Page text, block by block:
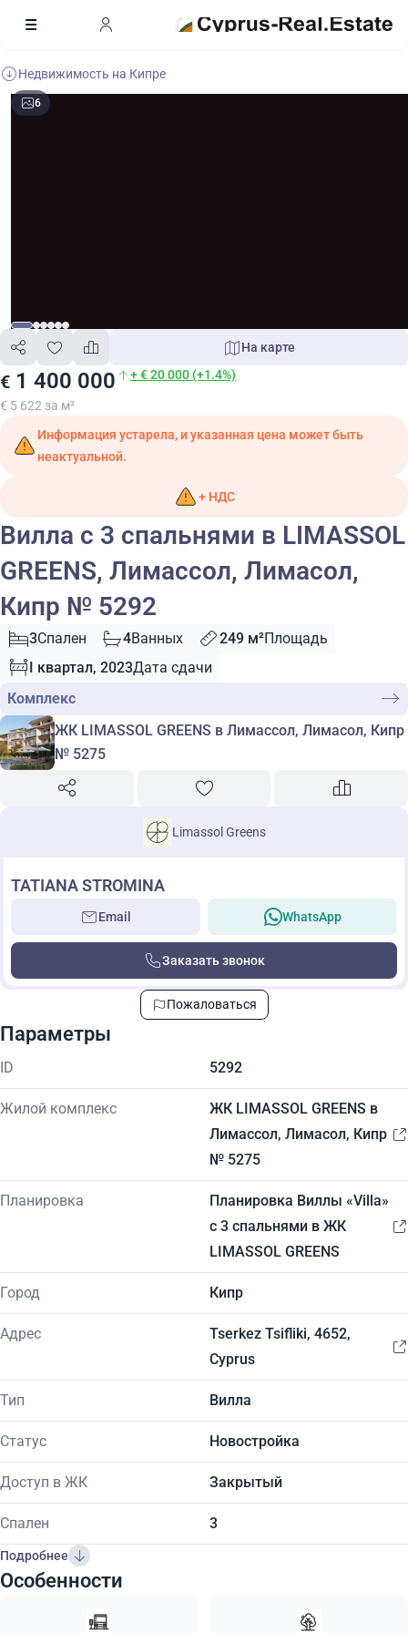
Недвижимость на Кипре
6
€ 1 400 000 + € 20 000 (+1.4%)
€ 5 622 за м²
На карте
Информация устарела, и указанная цена может быть
неактуальной.
+ НДС
Вилла с 3 спальнями в LIMASSOL
GREENS, Лимассол, Лимасол,
Кипр № 5292
3Спален 4Ванных 249 м²Площадь
I квартал, 2023Дата сдачи
Комплекс
ЖК LIMASSOL GREENS в Лимассол, Лимасол, Кипр
№ 5275
Limassol Greens
TATIANA STROMINA
Email WhatsApp
Заказать звонок
Пожаловаться
Параметры
ID 5292
Жилой комплекс
ЖК LIMASSOL GREENS в
Лимассол, Лимасол, Кипр
№ 5275
Планировка
Планировка Виллы «Villa»
с 3 спальнями в ЖК
LIMASSOL GREENS
Город Кипр
Адрес
Tserkez Tsifliki, 4652,
Cyprus
Тип Вилла
Статус Новостройка
Доступ в ЖК Закрытый
Спален 3
Подробнее
Особенности